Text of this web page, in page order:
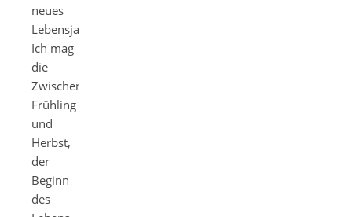
neues
Lebensjahr.
Ich mag
die
Zwischenzeiten
Frühling
und
Herbst,
der
Beginn
des